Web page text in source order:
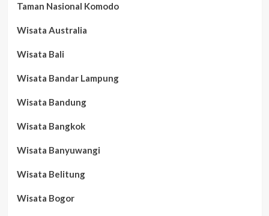
Taman Nasional Komodo
Wisata Australia
Wisata Bali
Wisata Bandar Lampung
Wisata Bandung
Wisata Bangkok
Wisata Banyuwangi
Wisata Belitung
Wisata Bogor